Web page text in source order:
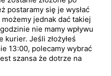
postaramy się je wysłać
jednak dać takiej
nie mamy wpływu
Jeśli złożyłeś
13:00, polecamy wybrać
szansa że dotrze na